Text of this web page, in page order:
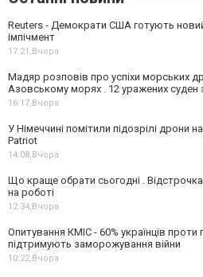
Reuters - Демократи США готують
імпічмент
17:21,Вчора
Мадяр розповів про успіхи морських
Азовському морях . 12 уражених суден
16:17,Вчора
У Німеччині помітили підозрілі дрони
Patriot
14:08,Вчора
Що краще обрати сьогодні .
на роботі
12:34,Вчора
Опитування КМІС - 60% українців проти
підтримують заморожування війни
10:22,Вчора